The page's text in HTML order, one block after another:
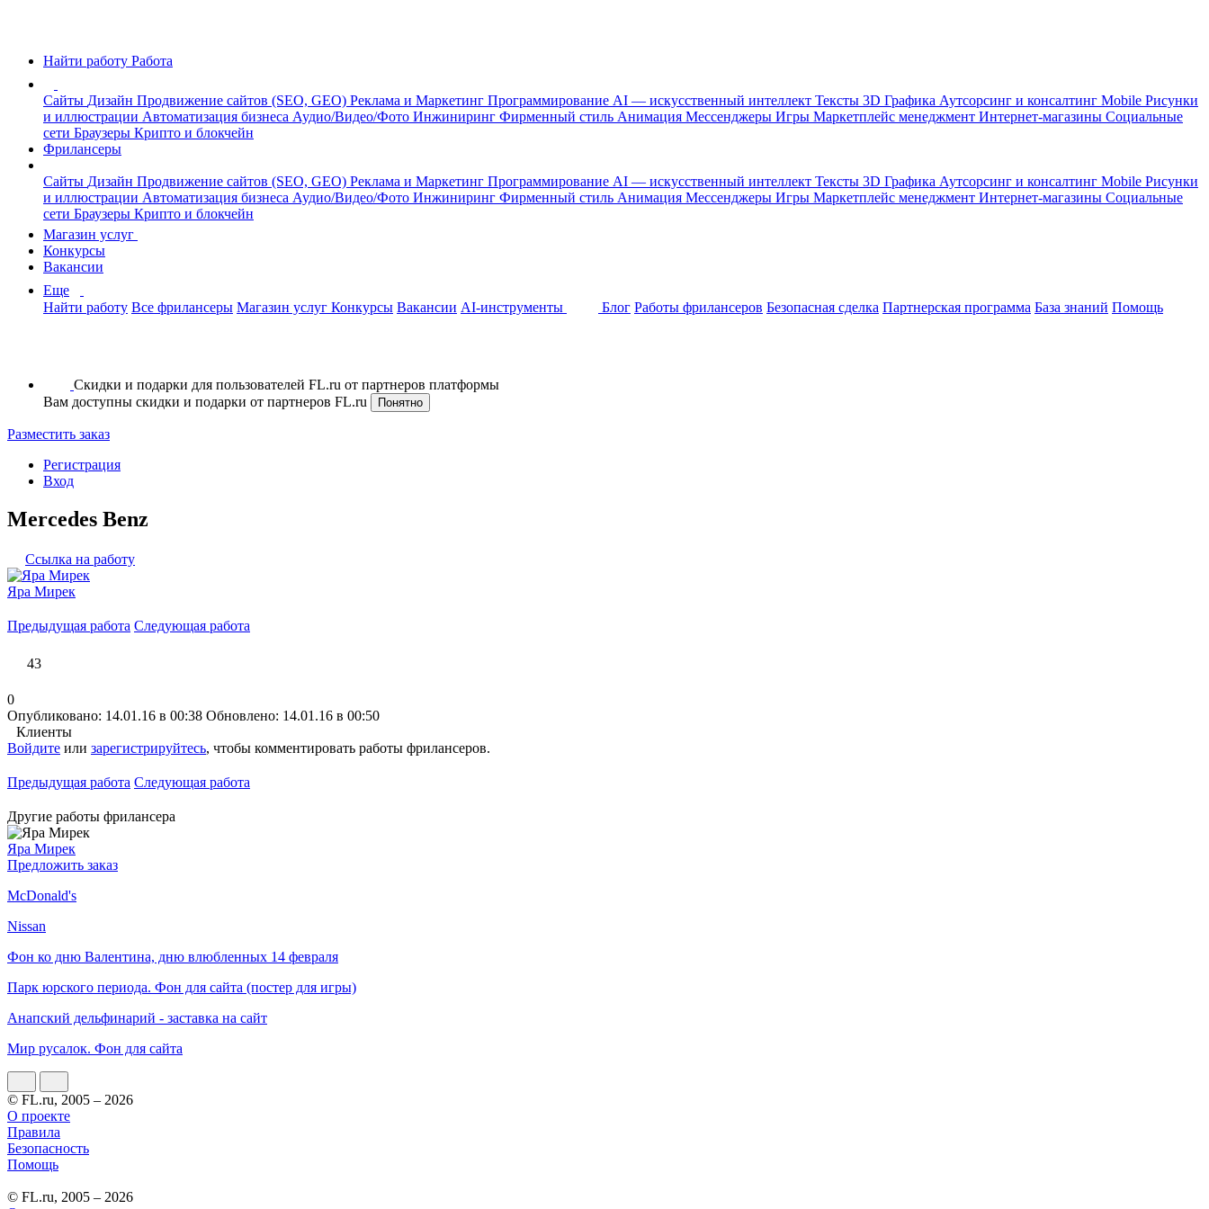
Найти работу Работа
Сайты Дизайн Продвижение сайтов (SEO, GEO) Реклама и Маркетинг Программирование AI — искусственный интеллект Тексты 3D Графика Аутсорсинг и консалтинг Mobile Рисунки
и иллюстрации Автоматизация бизнеса Аудио/Видео/Фото Инжиниринг Фирменный стиль Анимация Мессенджеры Игры Маркетплейс менеджмент Интернет-магазины Социальные
сети Браузеры Крипто и блокчейн
Фрилансеры
Сайты Дизайн Продвижение сайтов (SEO, GEO) Реклама и Маркетинг Программирование AI — искусственный интеллект Тексты 3D Графика Аутсорсинг и консалтинг Mobile Рисунки
и иллюстрации Автоматизация бизнеса Аудио/Видео/Фото Инжиниринг Фирменный стиль Анимация Мессенджеры Игры Маркетплейс менеджмент Интернет-магазины Социальные
сети Браузеры Крипто и блокчейн
Магазин услуг
Конкурсы
Вакансии
Еще
Найти работу Все фрилансеры Магазин услуг Конкурсы Вакансии AI-инструменты Блог Работы фрилансеров Безопасная сделка Партнерская программа База знаний Помощь
Скидки и подарки для пользователей FL.ru от партнеров платформы
Вам доступны скидки и подарки от партнеров FL.ru
Понятно
Разместить заказ
Регистрация
Вход
Mercedes Benz
Ссылка на работу
Яра Мирек
Предыдущая работа Следующая работа
43
0
Опубликовано: 14.01.16 в 00:38 Обновлено: 14.01.16 в 00:50
Клиенты
Войдите или зарегистрируйтесь, чтобы комментировать работы фрилансеров.
Предыдущая работа Следующая работа
Другие работы фрилансера
Яра Мирек
Предложить заказ
McDonald's
Nissan
Фон ко дню Валентина, дню влюбленных 14 февраля
Парк юрского периода. Фон для сайта (постер для игры)
Анапский дельфинарий - заставка на сайт
Мир русалок. Фон для сайта
© FL.ru, 2005 – 2026
О проекте
Правила
Безопасность
Помощь
© FL.ru, 2005 – 2026